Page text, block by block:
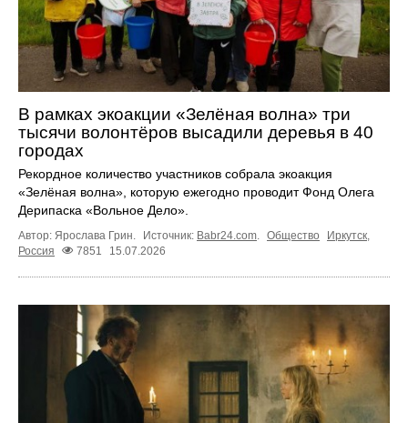
В рамках экоакции «Зелёная волна» три
тысячи волонтёров высадили деревья в 40
городах
Рекордное количество участников собрала экоакция
«Зелёная волна», которую ежегодно проводит Фонд Олега
Дерипаска «Вольное Дело».
Автор: Ярослава Грин. Источник: Babr24.com Общество Иркутск
Россия
7851 15.07.2026